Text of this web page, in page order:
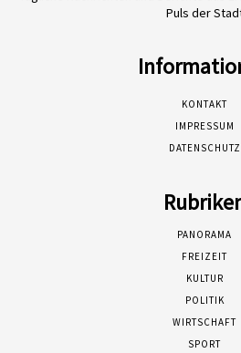
Puls der
KONTAKT
IMPRESSUM
DATENSCHUTZ
PANORAMA
FREIZEIT
KULTUR
POLITIK
WIRTSCHAFT
SPORT